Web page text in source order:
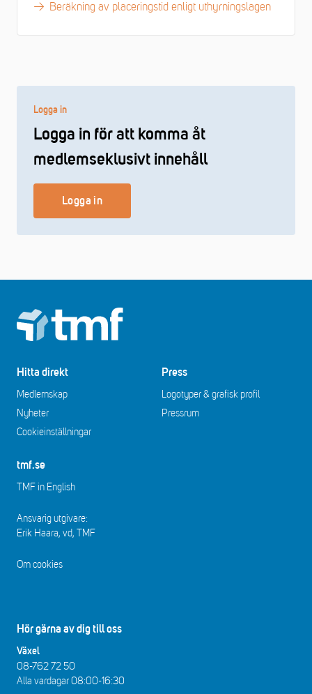
Logga in
Logga in för att komma åt
medlemseklusivt innehåll
Logga in
Beräkning av placeringstid enligt uthyrningslagen
Footer
Hitta direkt
Medlemskap
Nyheter
Cookieinställningar
Press
Logotyper & grafisk profil
Pressrum
tmf.se
TMF in English
Ansvarig utgivare:
Erik Haara, vd, TMF
Om cookies
Hör gärna av dig till oss
Växel
08-762 72 50
Alla vardagar 08:00-16:30​​